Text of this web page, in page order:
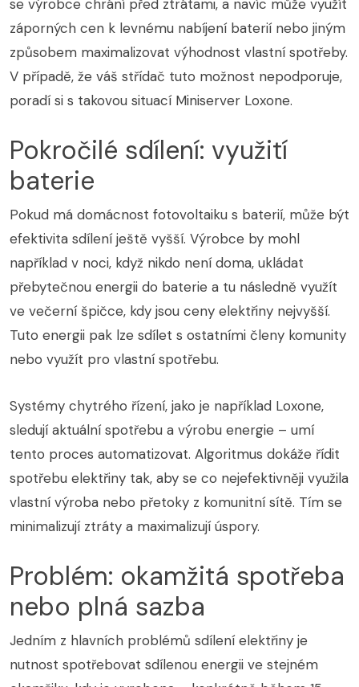
se výrobce chrání před ztrátami, a navíc může využít
záporných cen k levnému nabíjení baterií nebo jiným
způsobem maximalizovat výhodnost vlastní spotřeby.
V případě, že váš střídač tuto možnost nepodporuje,
poradí si s takovou situací Miniserver Loxone.
Pokročilé sdílení: využití
baterie
Pokud má domácnost fotovoltaiku s baterií, může být
efektivita sdílení ještě vyšší. Výrobce by mohl
například v noci, když nikdo není doma, ukládat
přebytečnou energii do baterie a tu následně využít
ve večerní špičce, kdy jsou ceny elektřiny nejvyšší.
Tuto energii pak lze sdílet s ostatními členy komunity
nebo využít pro vlastní spotřebu.
Systémy chytrého řízení, jako je například Loxone,
sledují aktuální spotřebu a výrobu energie – umí
tento proces automatizovat. Algoritmus dokáže řídit
spotřebu elektřiny tak, aby se co nejefektivněji využila
vlastní výroba nebo přetoky z komunitní sítě. Tím se
minimalizují ztráty a maximalizují úspory.
Problém: okamžitá spotřeba
nebo plná sazba
Jedním z hlavních problémů sdílení elektřiny je
nutnost spotřebovat sdílenou energii ve stejném